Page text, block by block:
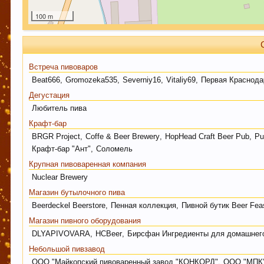
просьба не принимать советы, как четкую
дальнейшем осознав неверность таких
как повествование о чужом опыте, и в случае
Уважаемы пивовары и модераторы форума! При
Данная функция позволяет новичкам форума
модераторам форума, так же помочь и по
страницы. Спасибо! С уважением,
УБЕДИТЕЛЬНАЯ ПРОСЬБА!!! Покинуть личные
ценности! СПАСИБО
Этот сайт использует файлы cookie. Продолжая
Ваших файлов cookie.
100 m
Встреча пивоваров
Beat666, Gromozeka535, Severniy16, Vitaliy69, Первая
Дегустация
Любитель пива
Крафт-бар
BRGR Project, Coffe & Beer Brewery, HopHead Craft Beer Pub,
Крафт-бар "Ант", Соломель
Крупная пивоваренная компания
Nuclear Brewery
Магазин бутылочного пива
Beerdeckel Beerstore, Пенная коллекция, Пивной бутик Beer
Магазин пивного оборудования
DLYAPIVOVARA, HCBeer, Бирсфан Ингредиенты для
Небольшой пивзавод
ООО "Майкопский пивоваренный завод "КОНКОРД", ООО "МПК"